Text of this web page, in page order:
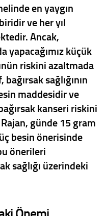
en yaygın
ve her yıl
Ancak,
yapacağımız küçük
riskini azaltmada
sağlığının
maddesidir ve
kanseri riskini
günde 15 gram
besin önerisinde
önerileri
sağlığı üzerindeki